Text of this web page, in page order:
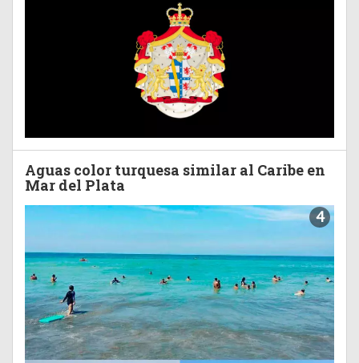
Aguas color turquesa similar al Caribe en
Mar del Plata
4